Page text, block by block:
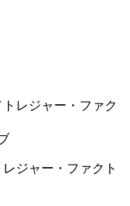
ジャー・ファクト